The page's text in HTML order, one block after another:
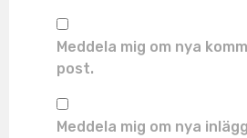
Meddela mig om nya
post.
Meddela mig om nya